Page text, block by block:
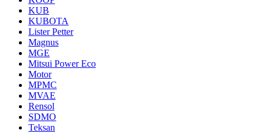
KUB
KUBOTA
Lister Petter
Magnus
MGE
Mitsui Power Eco
Motor
MPMC
MVAE
Rensol
SDMO
Teksan